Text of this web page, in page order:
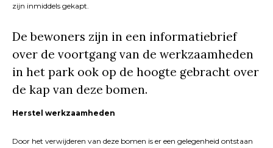
zijn inmiddels gekapt.
De bewoners zijn in een informatiebrief
over de voortgang van de werkzaamheden
in het park ook op de hoogte gebracht over
de kap van deze bomen.
Herstel werkzaamheden
Door het verwijderen van deze bomen is er een gelegenheid ontstaan